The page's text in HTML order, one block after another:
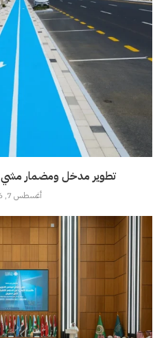
تطوير مدخل ومضمار مشي
أغسطس 7, 2026